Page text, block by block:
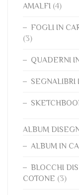
AMALFI (4)
FOGLI IN
(3)
QUADERNI
SEGNALIBRI
ALBUM
ALBUM IN
BLOCCHI
COTONE (3)